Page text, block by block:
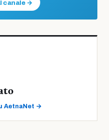
canale →
AetnaNet →